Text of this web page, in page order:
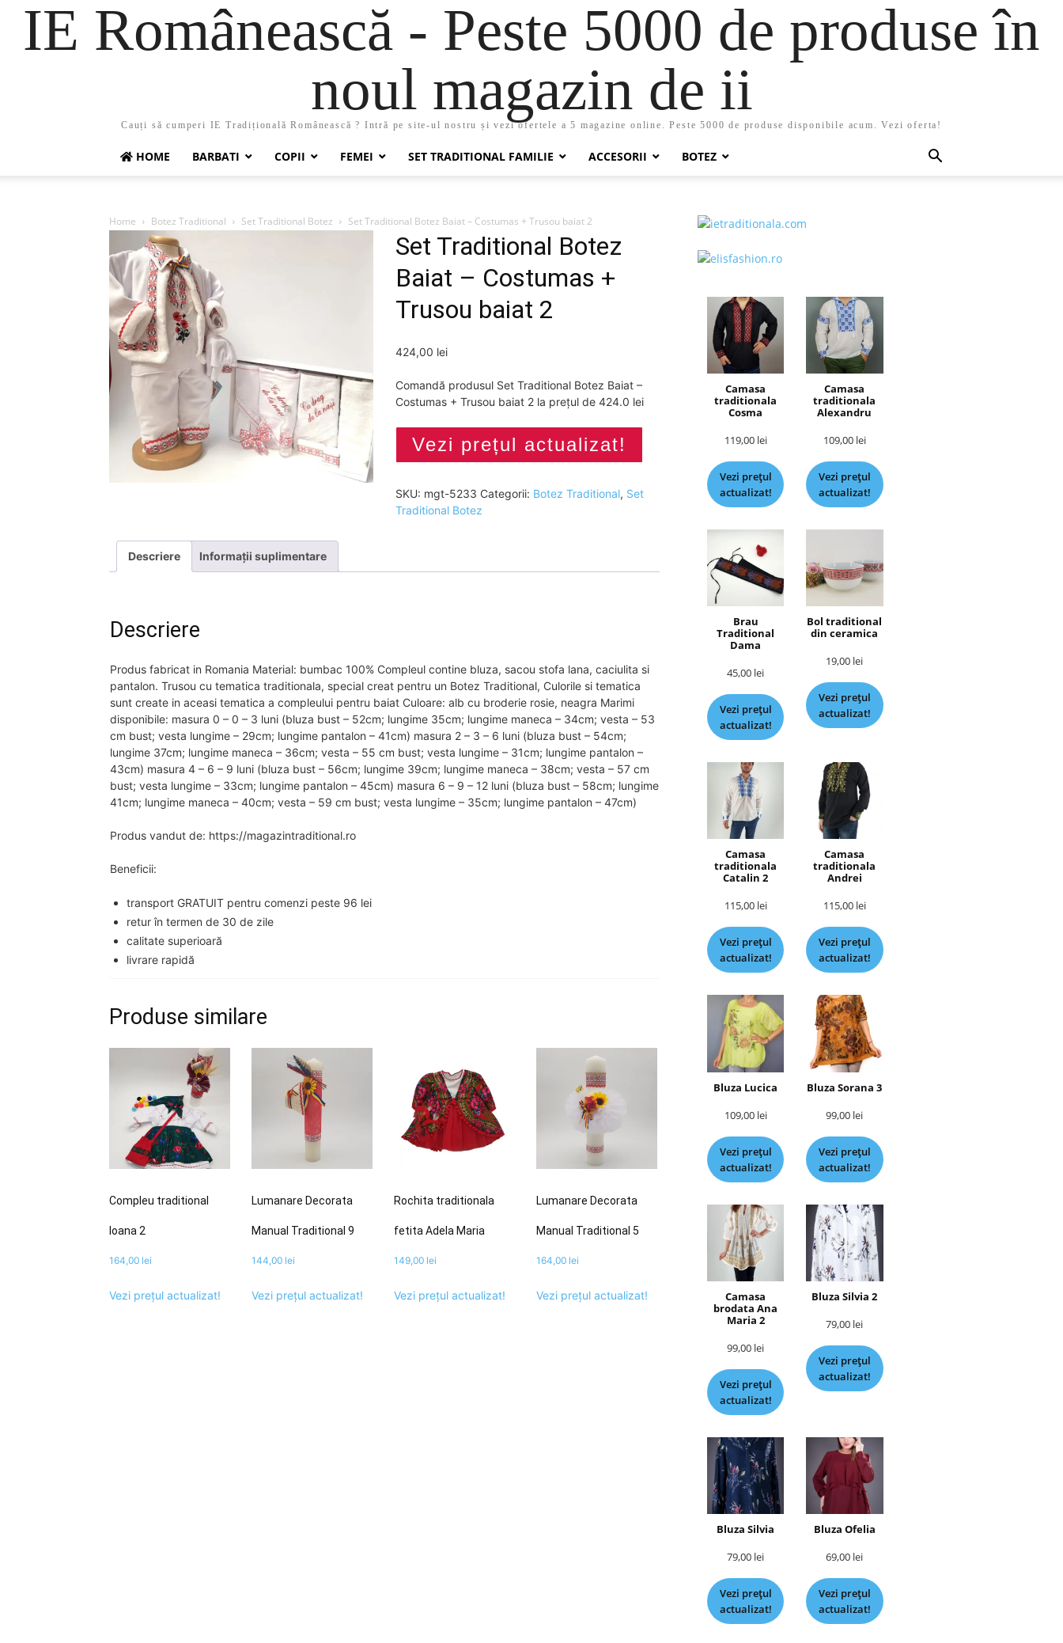
IE Românească - Peste 5000 de produse în
noul magazin de ii
Cauți să cumperi IE Tradițională Românească ? Intră pe site-ul nostru și vezi ofertele a 5 magazine online. Peste 5000 de produse disponibile acum. Vezi oferta!
HOME BARBATI COPII FEMEI SET TRADITIONAL FAMILIE ACCESORII BOTEZ
Home Botez Traditional Set Traditional Botez Set Traditional Botez Baiat – Costumas + Trusou baiat 2
Set Traditional Botez
Baiat – Costumas +
Trusou baiat 2
424,00 lei
Comandă produsul Set Traditional Botez Baiat –
Costumas + Trusou baiat 2 la prețul de 424.0 lei
Vezi prețul actualizat!
SKU: mgt-5233 Categorii: Botez Traditional, Set
Traditional Botez
Descriere Informații suplimentare
Descriere
Produs fabricat in Romania Material: bumbac 100% Compleul contine bluza, sacou stofa lana, caciulita si
pantalon. Trusou cu tematica traditionala, special creat pentru un Botez Traditional, Culorile si tematica
sunt create in aceasi tematica a compleului pentru baiat Culoare: alb cu broderie rosie, neagra Marimi
disponibile: masura 0 – 0 – 3 luni (bluza bust – 52cm; lungime 35cm; lungime maneca – 34cm; vesta – 53
cm bust; vesta lungime – 29cm; lungime pantalon – 41cm) masura 2 – 3 – 6 luni (bluza bust – 54cm;
lungime 37cm; lungime maneca – 36cm; vesta – 55 cm bust; vesta lungime – 31cm; lungime pantalon –
43cm) masura 4 – 6 – 9 luni (bluza bust – 56cm; lungime 39cm; lungime maneca – 38cm; vesta – 57 cm
bust; vesta lungime – 33cm; lungime pantalon – 45cm) masura 6 – 9 – 12 luni (bluza bust – 58cm; lungime
41cm; lungime maneca – 40cm; vesta – 59 cm bust; vesta lungime – 35cm; lungime pantalon – 47cm)
Produs vandut de: https://magazintraditional.ro
Beneficii:
transport GRATUIT pentru comenzi peste 96 lei
retur în termen de 30 de zile
calitate superioară
livrare rapidă
Produse similare
Compleu traditional
Ioana 2
164,00 lei
Vezi prețul actualizat!
Lumanare Decorata
Manual Traditional 9
144,00 lei
Vezi prețul actualizat!
Rochita traditionala
fetita Adela Maria
149,00 lei
Vezi prețul actualizat!
Lumanare Decorata
Manual Traditional 5
164,00 lei
Vezi prețul actualizat!
Camasa
traditionala
Cosma
119,00 lei
Vezi prețul
actualizat!
Camasa
traditionala
Alexandru
109,00 lei
Vezi prețul
actualizat!
Brau
Traditional
Dama
45,00 lei
Vezi prețul
actualizat!
Bol traditional
din ceramica
19,00 lei
Vezi prețul
actualizat!
Camasa
traditionala
Catalin 2
115,00 lei
Vezi prețul
actualizat!
Camasa
traditionala
Andrei
115,00 lei
Vezi prețul
actualizat!
Bluza Lucica
109,00 lei
Vezi prețul
actualizat!
Bluza Sorana 3
99,00 lei
Vezi prețul
actualizat!
Camasa
brodata Ana
Maria 2
99,00 lei
Vezi prețul
actualizat!
Bluza Silvia 2
79,00 lei
Vezi prețul
actualizat!
Bluza Silvia
79,00 lei
Vezi prețul
actualizat!
Bluza Ofelia
69,00 lei
Vezi prețul
actualizat!